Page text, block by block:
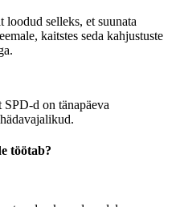
selleks, et suunata
kaitstes seda kahjustuste
d on tänapäeva
töötab?